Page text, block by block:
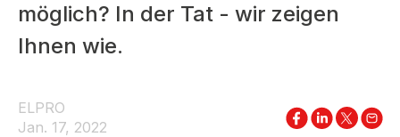
möglich? In der Tat - wir zeigen
Ihnen wie.
ELPRO
Jan. 17, 2022